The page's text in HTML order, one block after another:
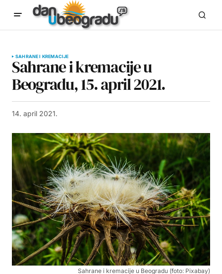
SAHRANE I KREMACIJE
Sahrane i kremacije u
Beogradu, 15. april 2021.
14. april 2021.
Sahrane i kremacije u Beogradu (foto: Pixabay)